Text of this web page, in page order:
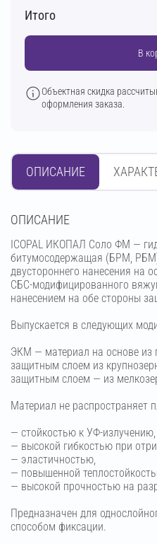
Итого
В
Объектная скидка
оформления заказа.
ОПИСАНИЕ
OПИСАНИЕ
ICOPAL ИКОПАЛ Соло ФМ —
битумосодержащая (БРМ,
двустороннего нанесения на
СБС-модифицированного
нанесением на обе стороны
Выпускается в следующих
ЭКМ — материал на основе из
защитным слоем из
защитным слоем — из
Материал не распространяет
— стойкостью к УФ-излучению,
— высокой гибкостью при
— эластичностью,
— повышенной
— высокой прочностью на
Предназначен для
способом фиксации.